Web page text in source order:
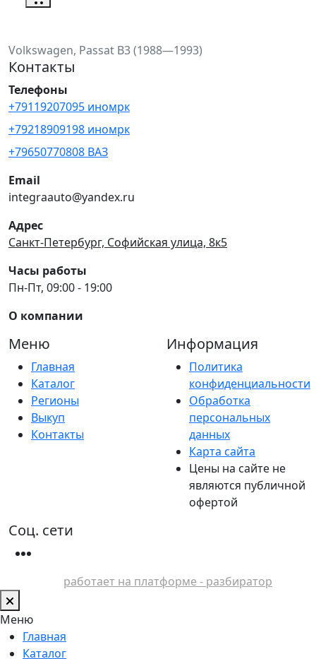
Volkswagen, Passat B3 (1988—1993)
Контакты
Телефоны
+79119207095 иномрк
+79218909198 иномрк
+79650770808 ВАЗ
Email
integraauto@yandex.ru
Адрес
Санкт-Петербург, Софийская улица, 8к5
Часы работы
Пн-Пт, 09:00 - 19:00
О компании
Меню
Главная
Каталог
Регионы
Выкуп
Контакты
Информация
Политика
конфиденциальности
Обработка
персональных
данных
Карта сайта
Цены на сайте не
являются публичной
офертой
Соц. сети
работает на платформе - разбиратор
Меню
Главная
Каталог